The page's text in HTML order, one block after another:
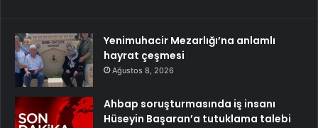
Yenimuhacir Mezarlığı’na anlamlı
hayrat çeşmesi
Ağustos 8, 2026
Ahbap soruşturmasında iş insanı
Hüseyin Başaran’a tutuklama talebi